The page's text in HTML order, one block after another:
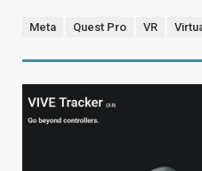
Meta Quest Pro VR